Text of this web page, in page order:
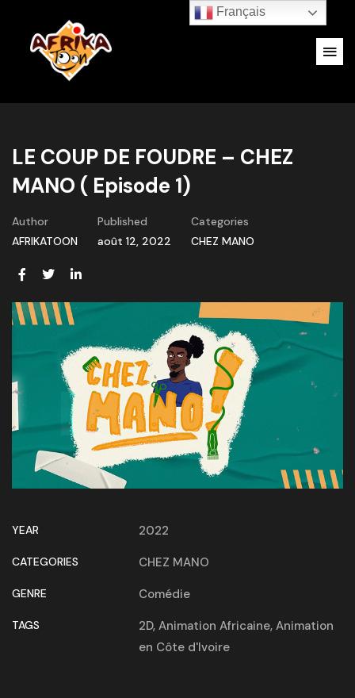
LE COUP DE FOUDRE – CHEZ
MANO ( Episode 1)
Author
AFRIKATOON
Published
août 12, 2022
Categories
CHEZ MANO
YEAR 2022
CATEGORIES CHEZ MANO
GENRE Comédie
TAGS 2D, Animation Africaine, Animation
en Côte d'Ivoire
Français